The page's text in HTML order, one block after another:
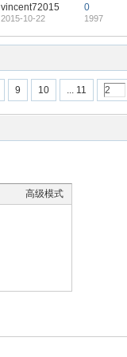
vincent72015
2015-10-22
0
1997
9 10 ... 11
高级模式